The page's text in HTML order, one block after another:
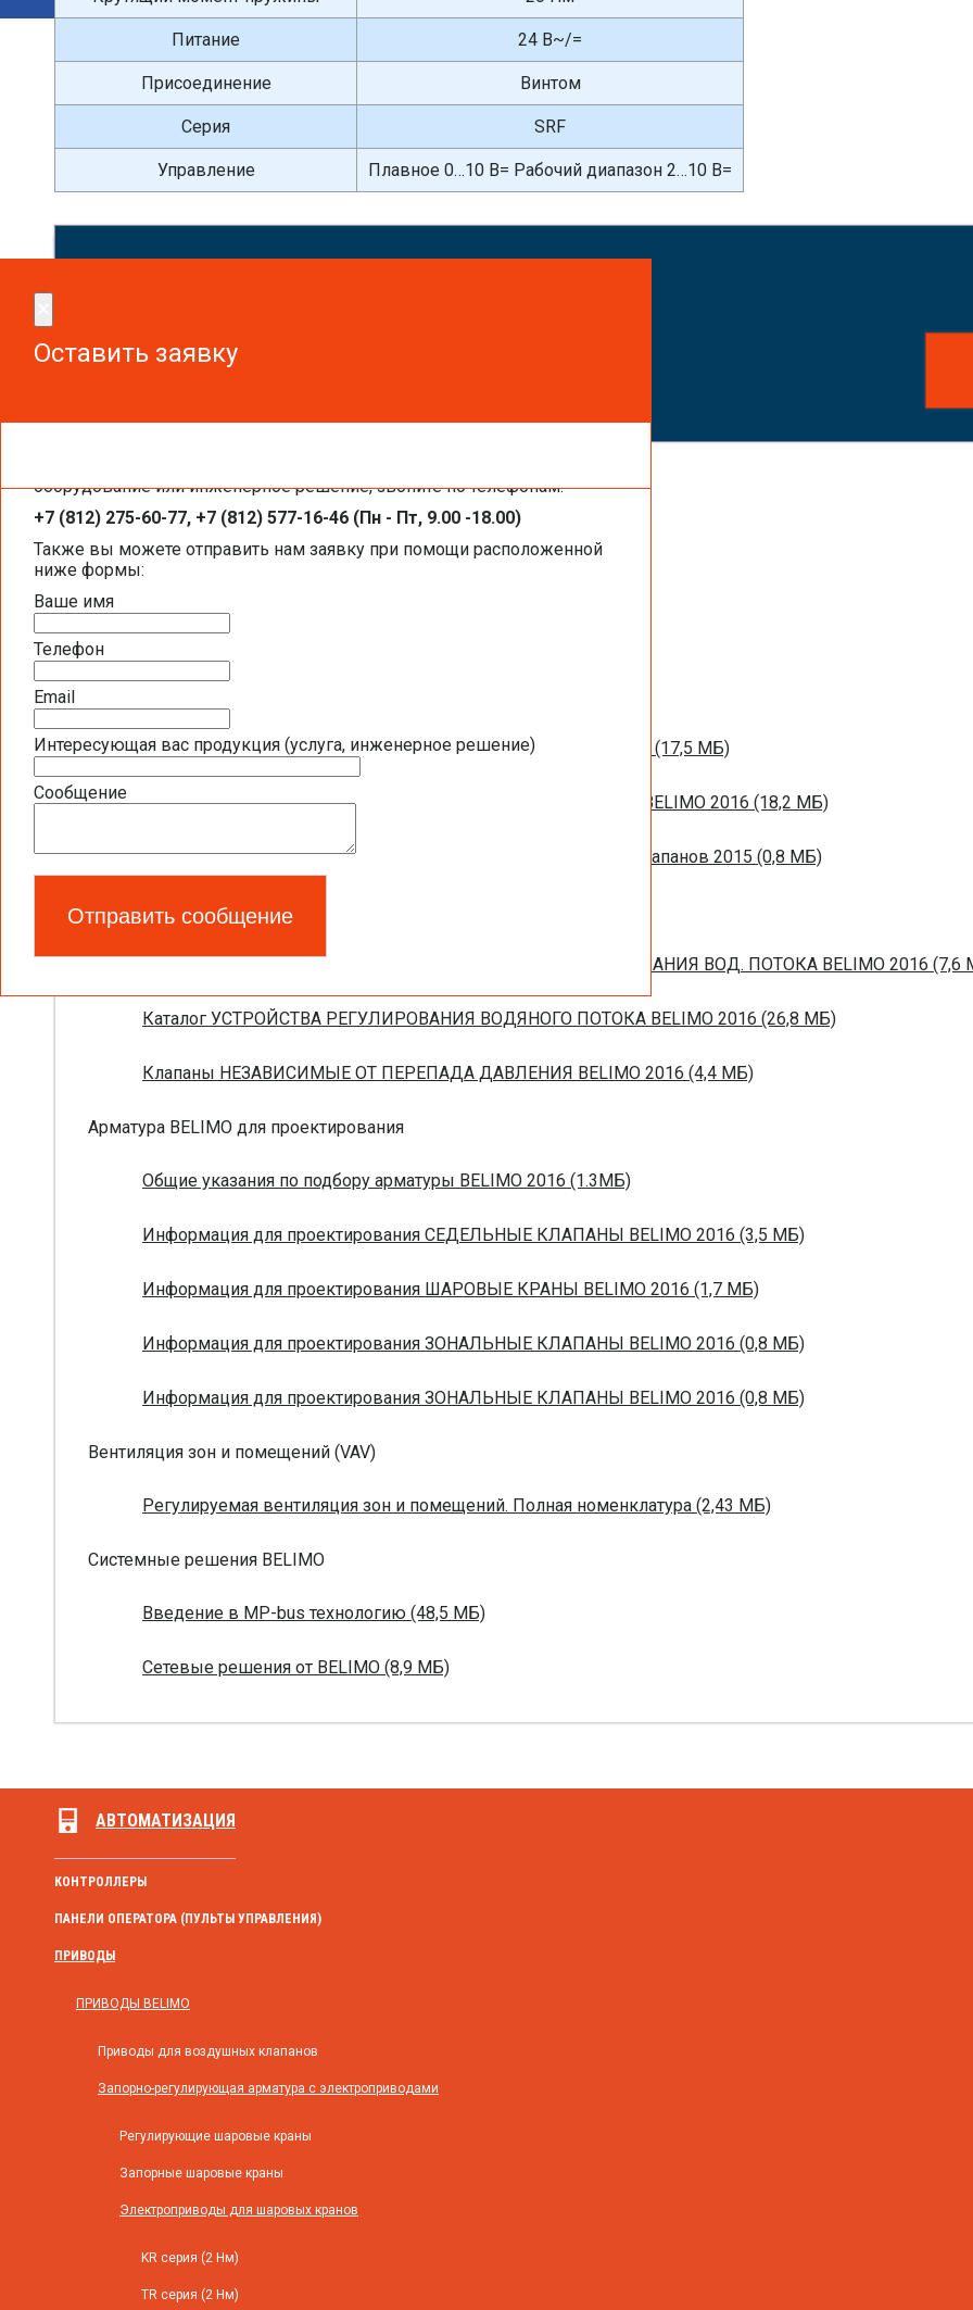
Питание 24 В~/=
Присоединение Винтом
Серия SRF
Управление Плавное 0…10 В= Рабочий диапазон 2…10 В=
Оставить заявку
оборудование или инженерное решение, звоните по телефонам:
+7 (812) 275-60-77, +7 (812) 577-16-46 (Пн - Пт, 9.00 -18.00)
Также вы можете отправить нам заявку при помощи расположенной
ниже формы:
Ваше имя
Телефон
Email
Интересующая вас продукция (услуга, инженерное решение)
Сообщение
Оставить заявку
Общая информация BELIMO
Полная номенклатура продукции BELIMO 2016 (1,44 МБ)
Полный обзор электроприводов для систем вентиляции 2016 (17,5 МБ)
Каталог ЭЛЕКТРОПРИВОДЫ ДЛЯ ВОЗДУШНЫХ ЗАСЛОНОК BELIMO 2016 (18,2 МБ)
Новое поколение электроприводов для противопожарных клапанов 2015 (0,8 МБ)
Запорно-регулирующая арматура
Брошюра ПОЛНАЯ НОМЕНКЛАТУРА УСТРОЙСТВ РЕГУЛИРОВАНИЯ ВОД. ПОТОКА BELIMO 2016 (7,6
Каталог УСТРОЙСТВА РЕГУЛИРОВАНИЯ ВОДЯНОГО ПОТОКА BELIMO 2016 (26,8 МБ)
Клапаны НЕЗАВИСИМЫЕ ОТ ПЕРЕПАДА ДАВЛЕНИЯ BELIMO 2016 (4,4 МБ)
Арматура BELIMO для проектирования
Общие указания по подбору арматуры BELIMO 2016 (1.3МБ)
Информация для проектирования СЕДЕЛЬНЫЕ КЛАПАНЫ BELIMO 2016 (3,5 МБ)
Информация для проектирования ШАРОВЫЕ КРАНЫ BELIMO 2016 (1,7 МБ)
Информация для проектирования ЗОНАЛЬНЫЕ КЛАПАНЫ BELIMO 2016 (0,8 МБ)
Информация для проектирования ЗОНАЛЬНЫЕ КЛАПАНЫ BELIMO 2016 (0,8 МБ)
Вентиляция зон и помещений (VAV)
Регулируемая вентиляция зон и помещений. Полная номенклатура (2,43 МБ)
Системные решения BELIMO
Введение в MP-bus технологию (48,5 МБ)
Сетевые решения от BELIMO (8,9 МБ)
АВТОМАТИЗАЦИЯ
КОНТРОЛЛЕРЫ
ПАНЕЛИ ОПЕРАТОРА (ПУЛЬТЫ УПРАВЛЕНИЯ)
ПРИВОДЫ
ПРИВОДЫ BELIMO
Приводы для воздушных клапанов
Запорно-регулирующая арматура с электроприводами
Регулирующие шаровые краны
Запорные шаровые краны
Электроприводы для шаровых кранов
KR серия (2 Нм)
TR серия (2 Нм)